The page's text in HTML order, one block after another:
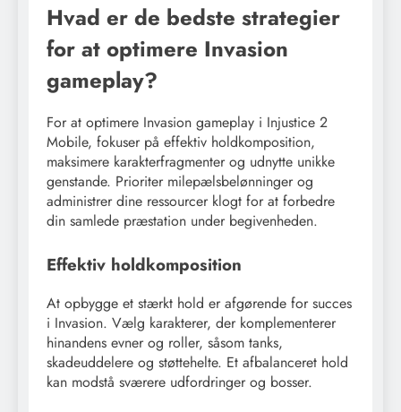
Hvad er de bedste strategier
for at optimere Invasion
gameplay?
For at optimere Invasion gameplay i Injustice 2
Mobile, fokuser på effektiv holdkomposition,
maksimere karakterfragmenter og udnytte unikke
genstande. Prioriter milepælsbelønninger og
administrer dine ressourcer klogt for at forbedre
din samlede præstation under begivenheden.
Effektiv holdkomposition
At opbygge et stærkt hold er afgørende for succes
i Invasion. Vælg karakterer, der komplementerer
hinandens evner og roller, såsom tanks,
skadeuddelere og støttehelte. Et afbalanceret hold
kan modstå sværere udfordringer og bosser.